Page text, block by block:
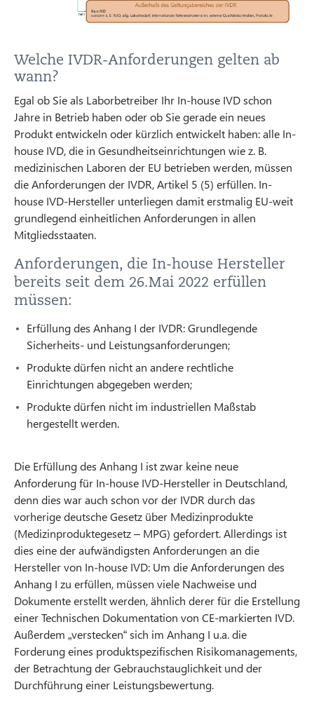
Welche IVDR-Anforderungen gelten ab
wann?
Egal ob Sie als Laborbetreiber Ihr In-house IVD schon
Jahre in Betrieb haben oder ob Sie gerade ein neues
Produkt entwickeln oder kürzlich entwickelt haben: alle In-
house IVD, die in Gesundheitseinrichtungen wie z. B.
medizinischen Laboren der EU betrieben werden, müssen
die Anforderungen der IVDR, Artikel 5 (5) erfüllen. In-
house IVD-Hersteller unterliegen damit erstmalig EU-weit
grundlegend einheitlichen Anforderungen in allen
Mitgliedsstaaten.
Anforderungen, die In-house Hersteller
bereits seit dem 26.Mai 2022 erfüllen
müssen:
Erfüllung des Anhang I der IVDR: Grundlegende
Sicherheits- und Leistungsanforderungen;
Produkte dürfen nicht an andere rechtliche
Einrichtungen abgegeben werden;
Produkte dürfen nicht im industriellen Maßstab
hergestellt werden.
Die Erfüllung des Anhang I ist zwar keine neue
Anforderung für In-house IVD-Hersteller in Deutschland,
denn dies war auch schon vor der IVDR durch das
vorherige deutsche Gesetz über Medizinprodukte
(Medizinproduktegesetz – MPG) gefordert. Allerdings ist
dies eine der aufwändigsten Anforderungen an die
Hersteller von In-house IVD: Um die Anforderungen des
Anhang I zu erfüllen, müssen viele Nachweise und
Dokumente erstellt werden, ähnlich derer für die Erstellung
einer Technischen Dokumentation von CE-markierten IVD.
Außerdem „verstecken“ sich im Anhang I u.a. die
Forderung eines produktspezifischen Risikomanagements,
der Betrachtung der Gebrauchstauglichkeit und der
Durchführung einer Leistungsbewertung.